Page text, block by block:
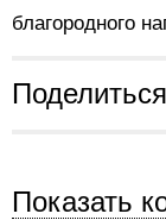
благородного
Показать